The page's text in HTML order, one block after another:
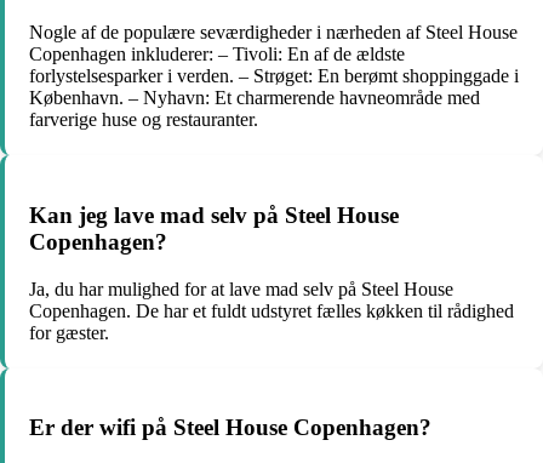
Nogle af de populære seværdigheder i nærheden af Steel House
Copenhagen inkluderer: – Tivoli: En af de ældste
forlystelsesparker i verden. – Strøget: En berømt shoppinggade i
København. – Nyhavn: Et charmerende havneområde med
farverige huse og restauranter.
Kan jeg lave mad selv på Steel House
Copenhagen?
Ja, du har mulighed for at lave mad selv på Steel House
Copenhagen. De har et fuldt udstyret fælles køkken til rådighed
for gæster.
Er der wifi på Steel House Copenhagen?